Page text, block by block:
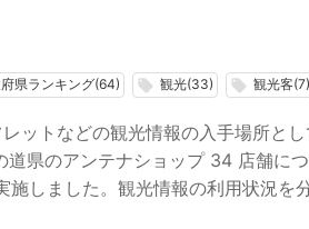
県ランキング(64) local_offer 観光(33) local_offer 観光客(7)
ットなどの観光情報の入手場所と
県のアンテナショップ 34 店舗に
しました。観光情報の利用状況を